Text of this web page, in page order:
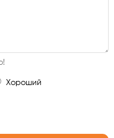
Хороший